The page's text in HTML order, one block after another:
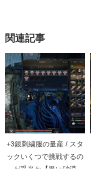
関連記事
+3銀刺繍服の量産 / スタ
ックいくつで挑戦するの
が妥当か【黒い砂漠